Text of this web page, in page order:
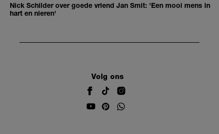
Nick Schilder over goede vriend Jan Smit: 'Een mooi mens in
hart en nieren'
Volg ons